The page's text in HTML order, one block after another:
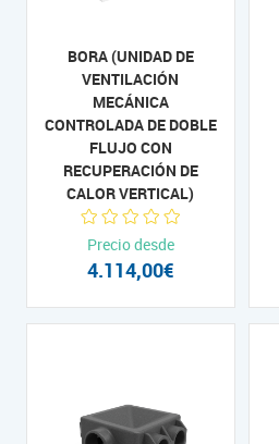
BORA (UNIDAD DE
VENTILACIÓN
MECÁNICA
CONTROLADA DE DOBLE
FLUJO CON
RECUPERACIÓN DE
CALOR VERTICAL)
Precio desde
4.114,00€